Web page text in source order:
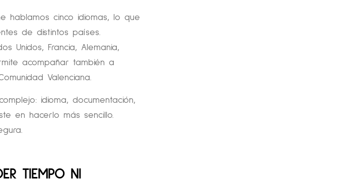
hablamos cinco idiomas, lo que
de distintos países.
Unidos, Francia, Alemania,
acompañar también a
Valenciana.
idioma, documentación,
en hacerlo más sencillo.
TIEMPO NI